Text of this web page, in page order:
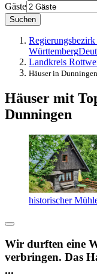
Gäste
Suchen
Württemberg
Landkreis
Häuser in Dunningen
Häuser mit
Dunningen
historischer
Wir durften eine
verbringen. Das
...